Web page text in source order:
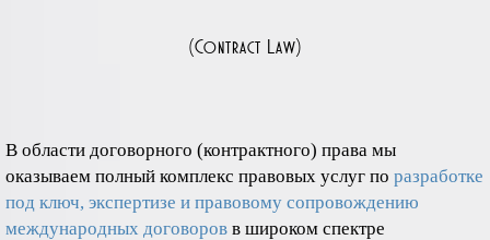
(Contract Law)
В области договорного (контрактного) права мы
оказываем полный комплекс правовых услуг по разработке
под ключ, экспертизе и правовому сопровождению
международных договоров в широком спектре